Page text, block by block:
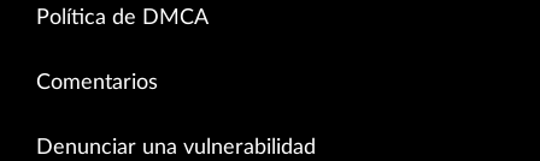
Política de DMCA
Comentarios
Denunciar una vulnerabilidad